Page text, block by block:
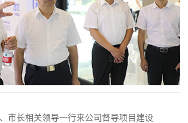
市长相关领导一行来公司督导项目建设